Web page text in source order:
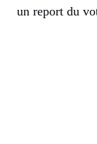
un report du